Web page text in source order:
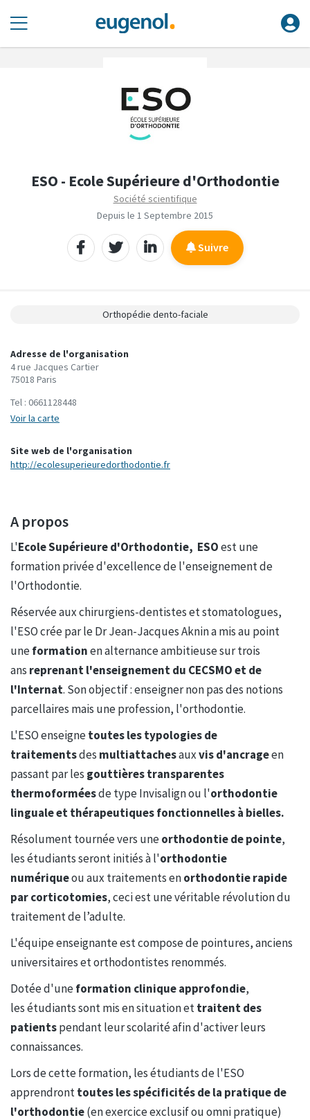
ESO - Ecole Supérieure d'Orthodontie
Société scientifique
Depuis le 1 Septembre 2015
Suivre
A propos
L'Ecole Supérieure d'Orthodontie, ESOest une
formation privée d'excellence de l'enseignement de
l'Orthodontie.
Réservée aux chirurgiens-dentistes et stomatologues,
l'ESO crée par le Dr Jean-Jacques Aknin a mis au point
uneformationen alternance ambitieuse sur trois
ans reprenant l'enseignement du CECSMO et de
l'Internat. Son objectif : enseigner non pas des notions
parcellaires mais une profession, l'orthodontie.
L'ESO enseignetoutes les typologies de
traitementsdes multiattachesauxvis d'ancrageen
passant par les gouttières transparentes
thermoforméesde type Invisalign ou l'orthodontie
linguale et thérapeutiques fonctionnelles à bielles.
Résolument tournée vers uneorthodontie de pointe,
les étudiants seront initiés à l'orthodontie
numériqueou aux traitements enorthodontie rapide
par corticotomies, ceci est une véritable révolution du
traitement de l’adulte.
L'équipe enseignante est compose de pointures, anciens
universitaires et orthodontistes renommés.
Dotée d'uneformation clinique approfondie,
les étudiants sont mis en situation ettraitent des
patientspendant leur scolarité afin d'activer leurs
connaissances.
Lors de cette formation, les étudiants de l'ESO
apprendronttoutes les spécificités de la pratique de
l'orthodontie(en exercice exclusif ou omni pratique)
Orthopédie dento-faciale
Adresse de l'organisation
4 rue Jacques Cartier
75018 Paris
Tel : 0661128448
Voir la carte
Site web de l'organisation
http://ecolesuperieuredorthodontie.fr